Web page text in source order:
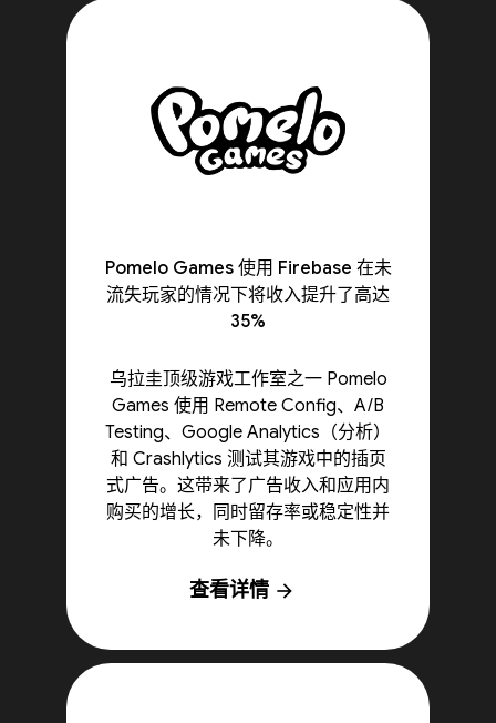
Pomelo Games 使用 Firebase 在未
流失玩家的情况下将收入提升了高达
35%
乌拉圭顶级游戏工作室之一 Pomelo
Games 使用 Remote Config、A/B
Testing、Google Analytics（分析）
和 Crashlytics 测试其游戏中的插页
式广告。这带来了广告收入和应用内
购买的增长，同时留存率或稳定性并
未下降。
查看详情 arrow_forward